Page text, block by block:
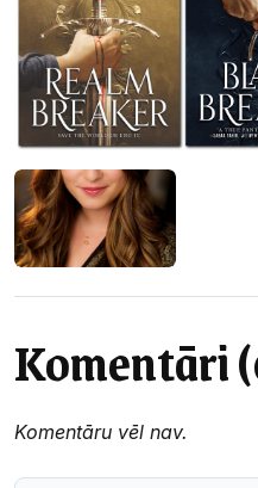
Komentāri
Komentāru vēl nav.